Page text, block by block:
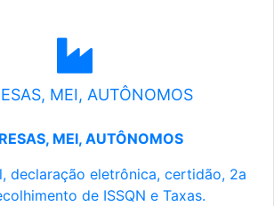
MEI, AUTÔNOMOS
MEI, AUTÔNOMOS
declaração eletrônica, certidão, 2a
de ISSQN e Taxas.